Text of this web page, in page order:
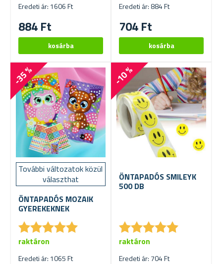
Eredeti ár: 1606 Ft
884 Ft
Eredeti ár: 884 Ft
704 Ft
-35 %
További változatok közül
választhat
ÖNTAPADÓS MOZAIK
GYEREKEKNEK
★★★★★
★★★★★
Eredeti ár: 1065 Ft
raktáron
-10 %
ÖNTAPADÓS SMILEYK
500 DB
★★★★★
★★★★★
Eredeti ár: 704 Ft
raktáron